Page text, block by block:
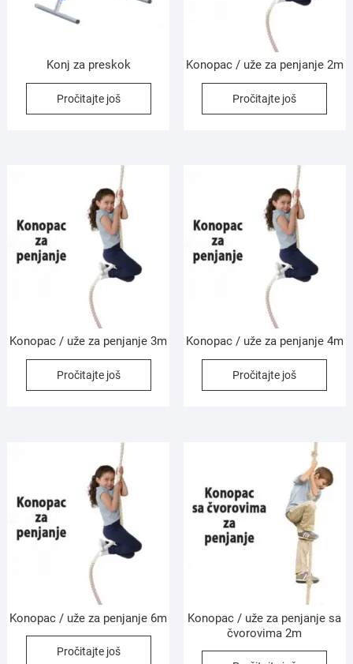
Konj za preskok
Pročitajte još
Konopac / uže za penjanje 2m
Pročitajte još
Konopac / uže za penjanje 3m
Pročitajte još
Konopac / uže za penjanje 4m
Pročitajte još
Konopac / uže za penjanje 6m
Pročitajte još
Konopac / uže za penjanje sa
čvorovima 2m